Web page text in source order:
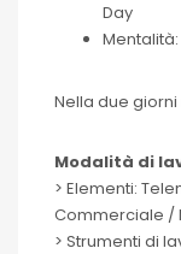
Day
Nella due
Modalità di
> Elementi:
Commerciale /
> Strumenti di